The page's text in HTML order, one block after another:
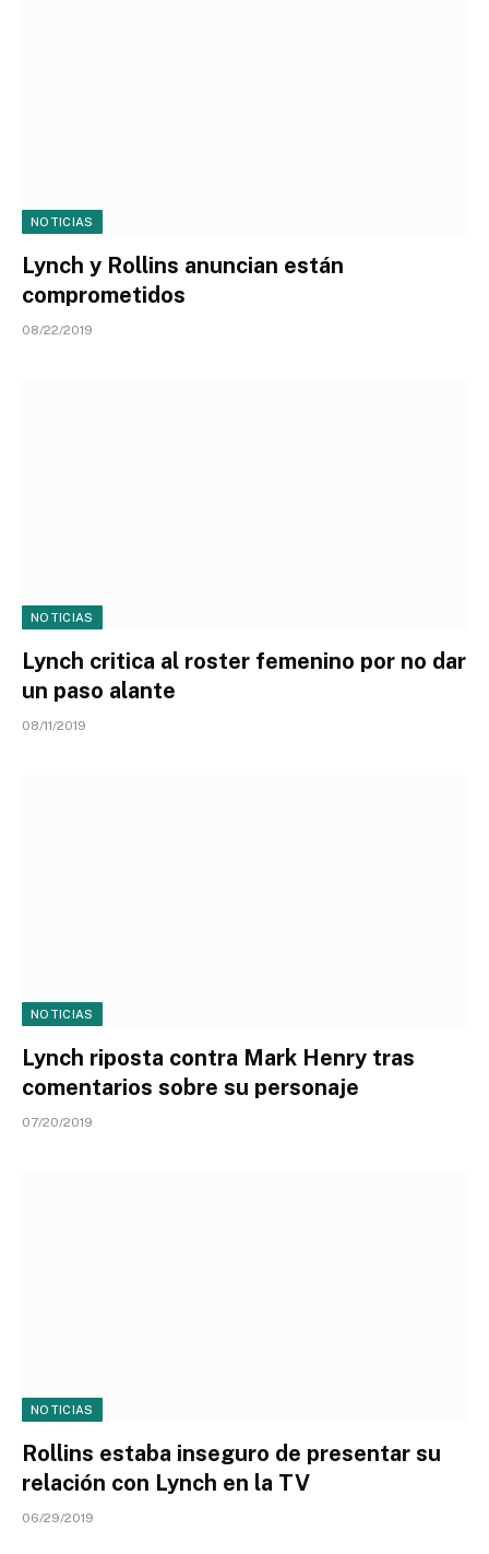
NOTICIAS
Lynch y Rollins anuncian están
comprometidos
08/22/2019
NOTICIAS
Lynch critica al roster femenino por no dar
un paso alante
08/11/2019
NOTICIAS
Lynch riposta contra Mark Henry tras
comentarios sobre su personaje
07/20/2019
NOTICIAS
Rollins estaba inseguro de presentar su
relación con Lynch en la TV
06/29/2019